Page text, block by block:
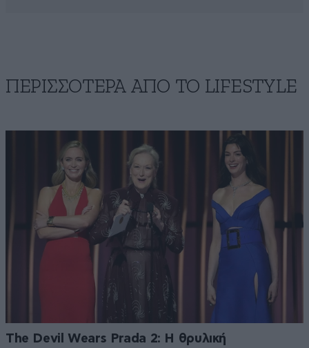
ΠΕΡΙΣΣΟΤΕΡΑ ΑΠΟ ΤΟ LIFESTYLE
The Devil Wears Prada 2: Η θρυλική